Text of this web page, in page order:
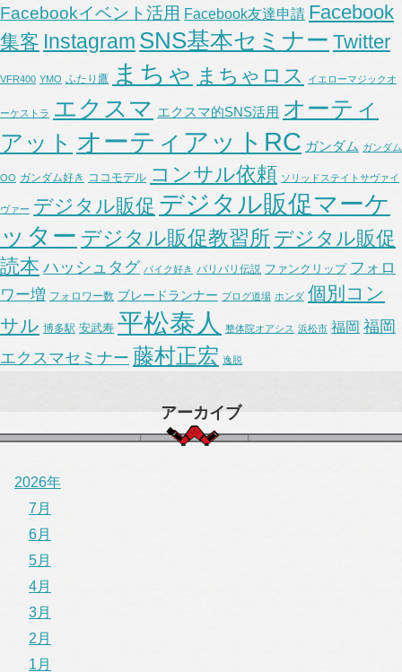
Facebookイベント活用 Facebook友達申請 Facebook
集客 Instagram SNS基本セミナー Twitter
VFR400 YMO ふたり鷹 まちゃ まちゃロス イエローマジックオ
ーケストラ エクスマ エクスマ的SNS活用 オーティ
アット オーティアットRC ガンダム ガンダム
OO ガンダム好き ココモデル コンサル依頼 ソリッドステイトサヴァイ
ヴァー デジタル販促 デジタル販促マーケ
ッター デジタル販促教習所 デジタル販促
読本 ハッシュタグ バイク好き バリバリ伝説 ファンクリップ フォロ
ワー増 フォロワー数 ブレードランナー ブログ道場 ホンダ 個別コン
サル 博多駅 安武寿 平松泰人 整体院オアシス 浜松市 福岡 福岡
エクスマセミナー 藤村正宏 逸脱
アーカイブ
2026年
7月
6月
5月
4月
3月
2月
1月